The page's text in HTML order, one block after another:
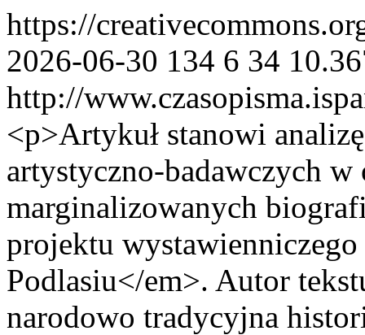
https://
2026-06-30 134 6 34
http://
<p>Artykuł stanowi
artystyczno-badawczych
marginalizowanych
projektu
Podlasiu</em>. Autor
narodowo tradycyjna